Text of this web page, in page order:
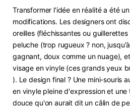
Transformer l’idée en réalité a été
modifications. Les designers ont
oreilles (fléchissantes ou
peluche (trop rugueux ? non,
gagnant, doux comme un nuage),
visage en vinyle (ces grands yeux
). Le design final ? Une mini-souris
en vinyle pleine d'expression et
douce qu'on aurait dit un câlin de